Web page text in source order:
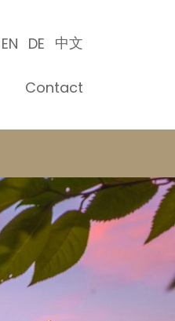
EN DE 中文
Contact